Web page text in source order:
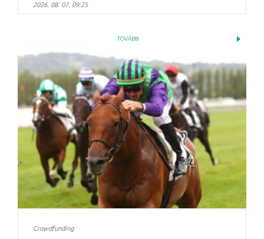
2026. 08. 07. 09:25
TOVÁBB
Crowdfunding